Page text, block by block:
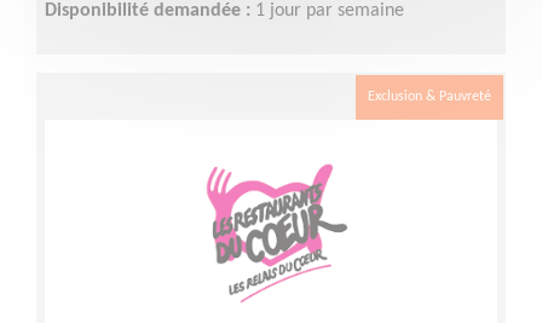
Disponibilité demandée : 1 jour par semaine
Exclusion & Pauvreté